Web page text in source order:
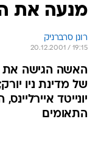
מנעה את
רונן סרברניק
20.12.2001 / 19:15
האשה הגישה את
יונייטד
התאומים